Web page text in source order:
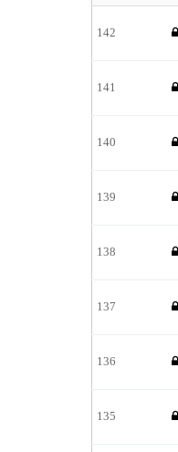
142
141
140
139
138
137
136
135